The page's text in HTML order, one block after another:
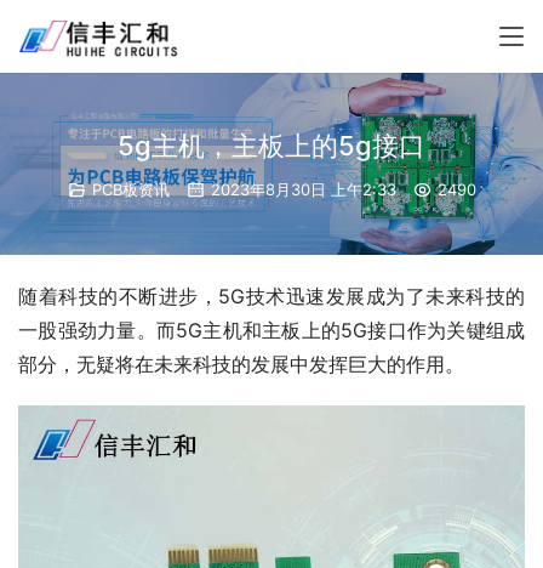
5g主机，主板上的5g接口
PCB板资讯 2023年8月30日 上午2:33 2490
随着科技的不断进步，5G技术迅速发展成为了未来科技的
一股强劲力量。而5G主机和主板上的5G接口作为关键组成
部分，无疑将在未来科技的发展中发挥巨大的作用。